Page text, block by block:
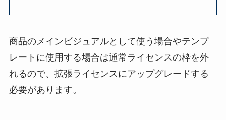
商品のメインビジュアルとして使う場合やテンプ
レートに使用する場合は通常ライセンスの枠を外
れるので、拡張ライセンスにアップグレードする
必要があります。